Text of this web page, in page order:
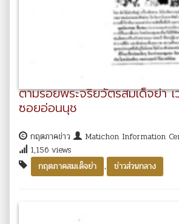
ตามรอยพระจริยวัตรสมเด็จย่า
ซอยอ่อนนุช
กฤตภาคข่าว Matichon Information
1,156 views
กฤตภาคสมเด็จย่า
, ข่าวส่วนกลาง